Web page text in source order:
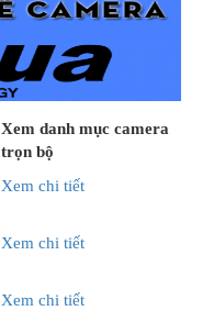
Xem danh mục camera
trọn bộ
Xem chi tiết
Xem chi tiết
Xem chi tiết